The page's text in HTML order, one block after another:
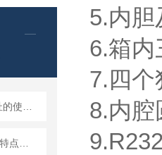
5.内胆
6.箱内
7.四个
8.内腔
9.R232